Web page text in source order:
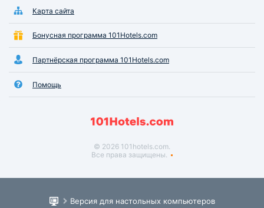
Карта сайта
Бонусная программа 101Hotels.com
Партнёрская программа 101Hotels.com
Помощь
© 2026 101hotels.com.
Все права защищены.
Версия для настольных компьютеров